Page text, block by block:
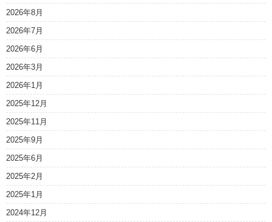
2026年8月
2026年7月
2026年6月
2026年3月
2026年1月
2025年12月
2025年11月
2025年9月
2025年6月
2025年2月
2025年1月
2024年12月